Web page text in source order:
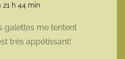
21 h 44 min
galettes me tentent
très appétissant!